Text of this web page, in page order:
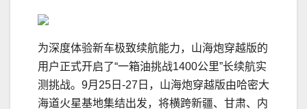
为深度体验新车极致续航能力，山海炮穿越版的
用户正式开启了“一箱油挑战1400公里”长续航实
测挑战。9月25日-27日，山海炮穿越版由哈密大
海道火星基地集结出发，将横跨新疆、甘肃、内